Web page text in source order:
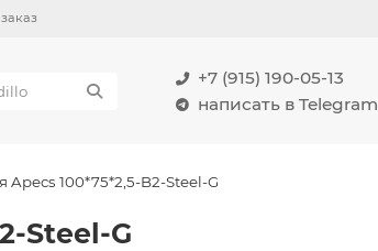
+7 (915) 190-05-13
написать в Telegram
Apecs 100*75*2,5-B2-Steel-G
Steel-G